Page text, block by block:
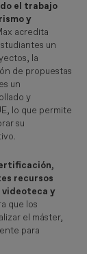
el trabajo
y
acredita
un
la
de propuestas
un
y
lo que permite
su
recursos
videoteca y
que los
el máster,
para